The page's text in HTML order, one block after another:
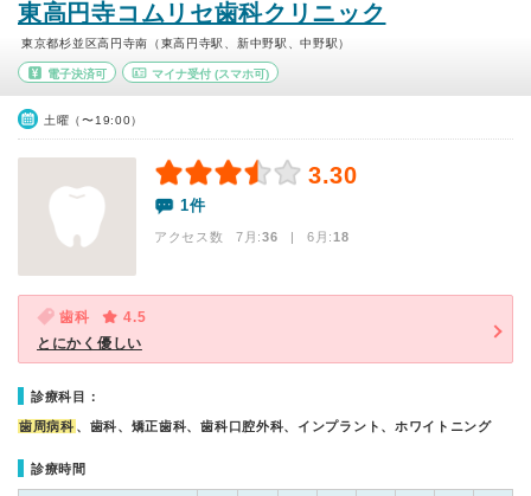
東高円寺コムリセ歯科クリニック
東京都杉並区高円寺南（東高円寺駅、新中野駅、中野駅）
電子決済可 マイナ受付(スマホ可)
土曜（〜19:00）
3.30
1件
アクセス数 7月:36 | 6月:18
歯科
4.5
とにかく優しい
診療科目：
歯周病科 、歯科、矯正歯科、歯科口腔外科、インプラント、ホワイトニング
診療時間